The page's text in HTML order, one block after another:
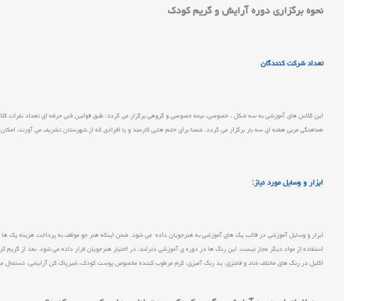
نحوه برگزاری دوره آرایش و گریم کودک
تعداد شرکت کنندگان
هماهنگی مربی هفته ای سه بار برگزار می گردد. ضمنا برای خانم هایی کارمند و یا افرادی که از شهرستان تشریف می آورند،
ابزار و وسایل مورد نیاز:
ابزار و وسایل آموزشی در قالب پک های آموزشی به هنرجویان داده می شود. ضمن اینکه هنر جو موظف به پرداخت هزینه پک ها
استفاده از مواد دیگر مجاز نیست. این رنگ ها در دوره ی آموزشی دترلند، در اختیار هنرجویان قرار داده می شود. بعد از
اكليل در رنگ هاي مختلف شاد و فانتزي، پد رنگ آميزی، كرم مرطوب كننده مخصوص پوست كودك، شيرپاك كن آرايشي، دستمال